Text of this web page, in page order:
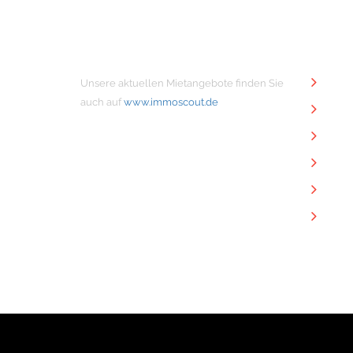
Unsere aktuellen Mietangebote finden Sie
auch auf www.immoscout.de